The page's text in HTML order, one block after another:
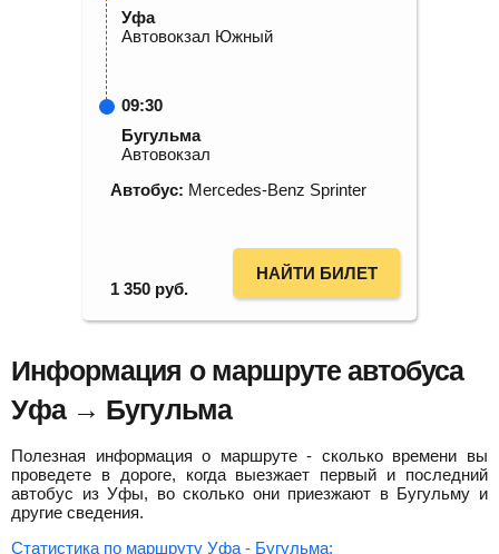
Уфа
Автовокзал Южный
09:30
Бугульма
Автовокзал
Автобус: Mercedes-Benz Sprinter
1 350 руб.
НАЙТИ БИЛЕТ
Информация о маршруте автобуса
Уфа → Бугульма
Полезная информация о маршруте - сколько времени вы
проведете в дороге, когда выезжает первый и последний
автобус из Уфы, во сколько они приезжают в Бугульму и
другие сведения.
Статистика по маршруту Уфа - Бугульма: